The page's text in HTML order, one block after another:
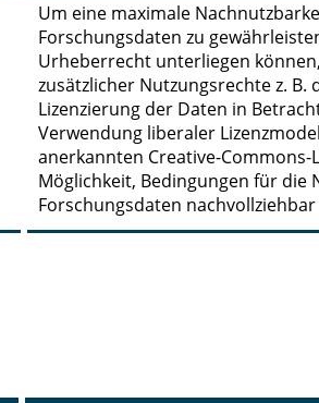
Um eine maximale
Forschungsdaten zu
Urheberrecht unterliegen
zusätzlicher Nutzungsrechte z.
Lizenzierung der Daten in
Verwendung liberaler
anerkannten Creative-Commons-
Möglichkeit, Bedingungen für die
Forschungsdaten